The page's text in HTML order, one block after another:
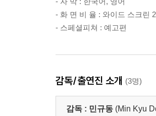
- 화 면 비 율 : 와이드 스크린
- 스페셜피쳐 : 예고편
감독/출연진 소개 (3명)
감독 : 민규동 (Min Kyu